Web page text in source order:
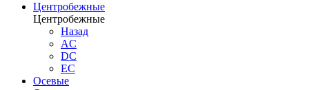
Центробежные
Центробежные
Назад
AC
DC
EC
Осевые